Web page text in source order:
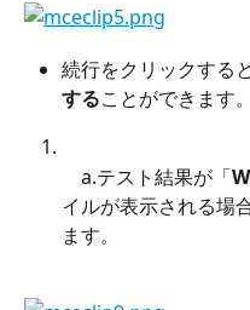
続行をクリックする
することができます。
a.テスト結果が「
イルが表示される場
ます。